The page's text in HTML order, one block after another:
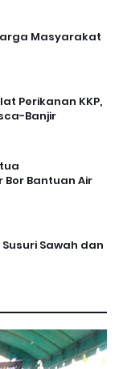
Masyarakat
Perikanan KKP,
Banjir
Bor Bantuan Air
Sawah dan